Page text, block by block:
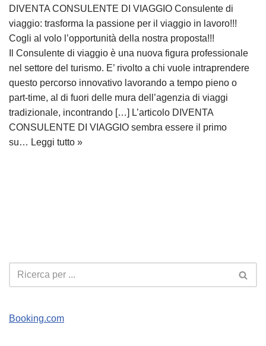
DIVENTA CONSULENTE DI VIAGGIO Consulente di
viaggio: trasforma la passione per il viaggio in lavoro!!!
Cogli al volo l’opportunità della nostra proposta!!!
Il Consulente di viaggio è una nuova figura professionale
nel settore del turismo. E’ rivolto a chi vuole intraprendere
questo percorso innovativo lavorando a tempo pieno o
part-time, al di fuori delle mura dell’agenzia di viaggi
tradizionale, incontrando […] L’articolo DIVENTA
CONSULENTE DI VIAGGIO sembra essere il primo
su… Leggi tutto »
Booking.com